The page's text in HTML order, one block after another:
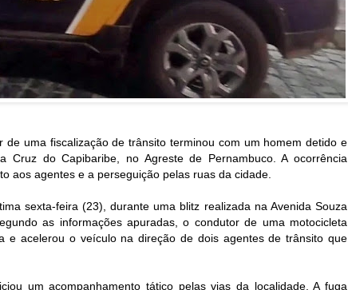
de uma fiscalização de trânsito terminou com um homem detido e
Cruz do Capibaribe, no Agreste de Pernambuco. A ocorrência
aos agentes e a perseguição pelas ruas da cidade.
sexta-feira (23), durante uma blitz realizada na Avenida Souza
as informações apuradas, o condutor de uma motocicleta
e acelerou o veículo na direção de dois agentes de trânsito que
um acompanhamento tático pelas vias da localidade. A fuga